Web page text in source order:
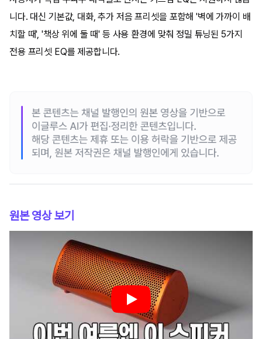
니다. 대신 기본값, 대화, 추가 저음 프리셋을 포함해 '벽에 가까이 배
치할 때', '책상 위에 둘 때' 등 사용 환경에 맞춰 정밀 튜닝된 5가지
전용 프리셋 EQ를 제공합니다.
원본 영상 보기